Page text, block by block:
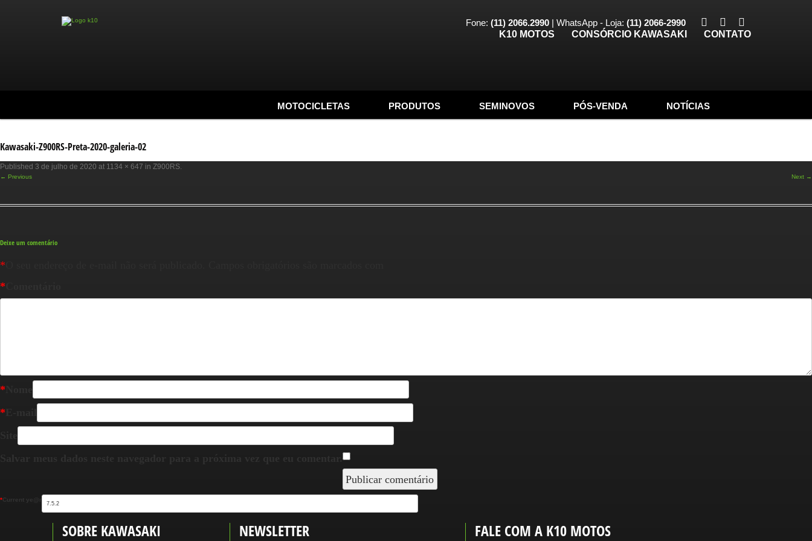
Fone: (11) 2066.2990 | WhatsApp - Loja: (11) 2066-2990
K10 MOTOS
CONSÓRCIO KAWASAKI CONTATO
MOTOCICLETAS PRODUTOS SEMINOVOS PÓS-VENDA NOTÍCIAS
Kawasaki-Z900RS-Preta-2020-galeria-02
Published 3 de julho de 2020 at 1134 × 647 in Z900RS.
← Previous Next →
Deixe um comentário
*
*
*
*
Current ye@r
*
SOBRE KAWASAKI NEWSLETTER FALE COM A K10 MOTOS